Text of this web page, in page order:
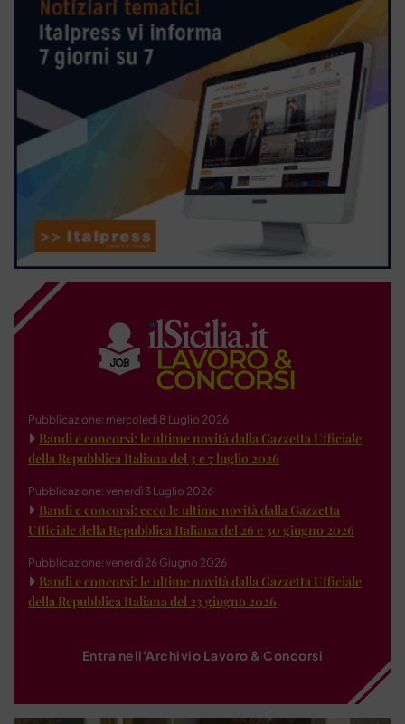
Pubblicazione: mercoledì 8 Luglio 2026
Bandi e concorsi: le ultime novità dalla Gazzetta Ufficiale
della Repubblica Italiana del 3 e 7 luglio 2026
Pubblicazione: venerdì 3 Luglio 2026
Bandi e concorsi: ecco le ultime novità dalla Gazzetta
Ufficiale della Repubblica Italiana del 26 e 30 giugno 2026
Pubblicazione: venerdì 26 Giugno 2026
Bandi e concorsi: le ultime novità dalla Gazzetta Ufficiale
della Repubblica Italiana del 23 giugno 2026
Entra nell'Archivio Lavoro & Concorsi